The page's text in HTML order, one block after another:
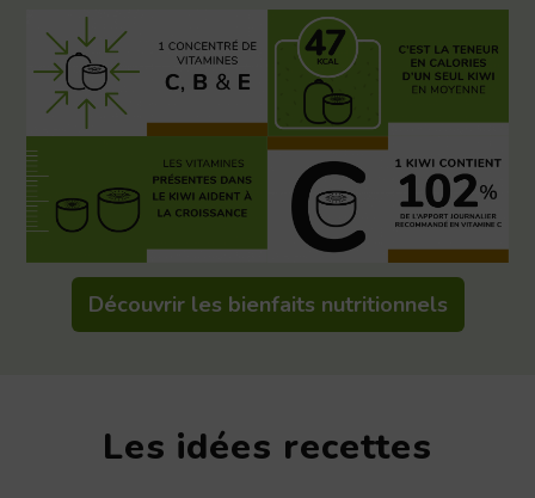
Découvrir les bienfaits nutritionnels
Les idées recettes